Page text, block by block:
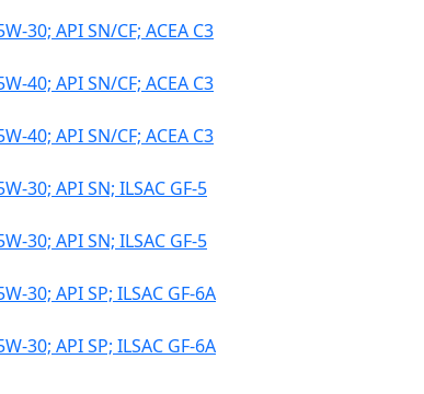
30; API SN/CF; ACEA C3
40; API SN/CF; ACEA C3
40; API SN/CF; ACEA C3
30; API SN; ILSAC GF-5
30; API SN; ILSAC GF-5
30; API SP; ILSAC GF-6A
30; API SP; ILSAC GF-6A